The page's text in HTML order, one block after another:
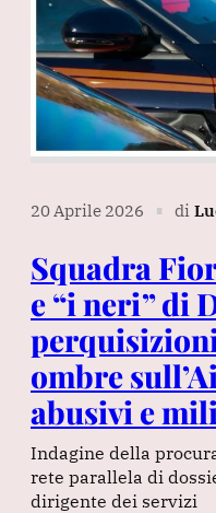
20 Aprile 2026 ∎ di
Squadra
e “i neri” di
ombre
abusivi e
Indagine della
rete parallela di
dirigente dei servizi